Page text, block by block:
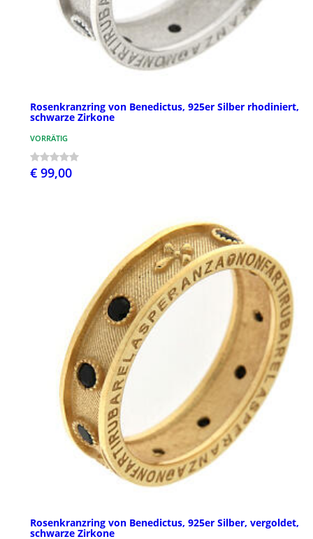
Rosenkranzring von Benedictus, 925er Silber rhodiniert,
schwarze Zirkone
VORRÄTIG
€ 99,00
Rosenkranzring von Benedictus, 925er Silber, vergoldet,
schwarze Zirkone